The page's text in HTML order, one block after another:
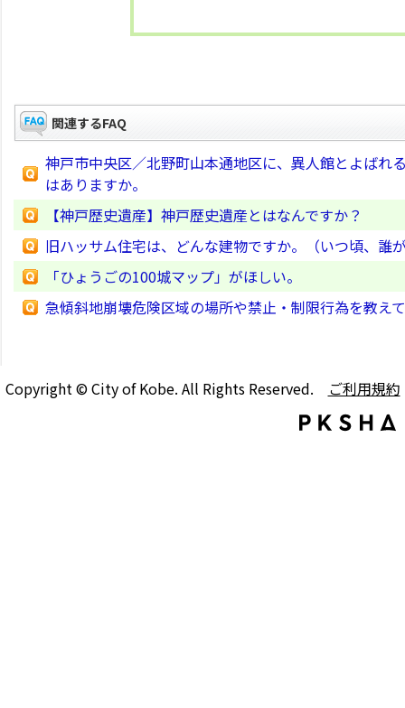
関連するFAQ
神戸市中央区／北野町山本通地区に、異人館とよばれ
はありますか。
【神戸歴史遺産】神戸歴史遺産とはなんですか？
旧ハッサム住宅は、どんな建物ですか。（いつ頃、誰
「ひょうごの100城マップ」がほしい。
急傾斜地崩壊危険区域の場所や禁止・制限行為を教え
Copyright © City of Kobe. All Rights Reserved. ご利用規約